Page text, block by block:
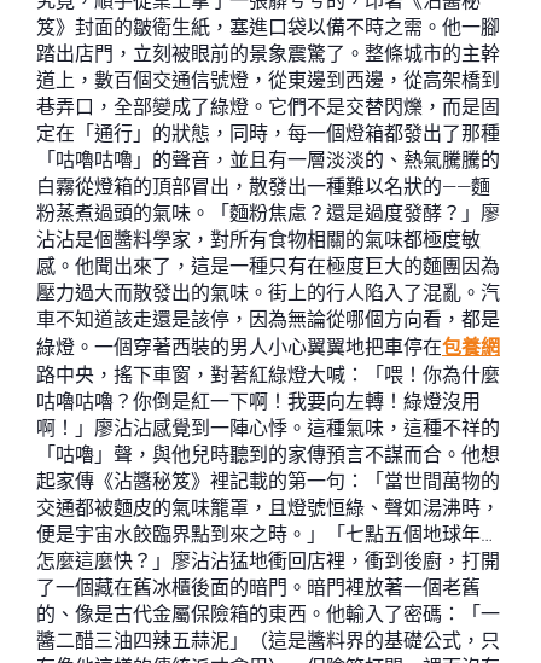
笈》封面的皺衛生紙，塞進口袋以備不時之需。他一腳
踏出店門，立刻被眼前的景象震驚了。整條城市的主幹
道上，數百個交通信號燈，從東邊到西邊，從高架橋到
巷弄口，全部變成了綠燈。它們不是交替閃爍，而是固
定在「通行」的狀態，同時，每一個燈箱都發出了那種
「咕嚕咕嚕」的聲音，並且有一層淡淡的、熱氣騰騰的
白霧從燈箱的頂部冒出，散發出一種難以名狀的——麵
粉蒸煮過頭的氣味。「麵粉焦慮？還是過度發酵？」廖
沾沾是個醬料學家，對所有食物相關的氣味都極度敏
感。他聞出來了，這是一種只有在極度巨大的麵團因為
壓力過大而散發出的氣味。街上的行人陷入了混亂。汽
車不知道該走還是該停，因為無論從哪個方向看，都是
綠燈。一個穿著西裝的男人小心翼翼地把車停在包養網
路中央，搖下車窗，對著紅綠燈大喊：「喂！你為什麼
咕嚕咕嚕？你倒是紅一下啊！我要向左轉！綠燈沒用
啊！」廖沾沾感覺到一陣心悸。這種氣味，這種不祥的
「咕嚕」聲，與他兒時聽到的家傳預言不謀而合。他想
起家傳《沾醬秘笈》裡記載的第一句：「當世間萬物的
交通都被麵皮的氣味籠罩，且燈號恒綠、聲如湯沸時，
便是宇宙水餃臨界點到來之時。」「七點五個地球年…
怎麼這麼快？」廖沾沾猛地衝回店裡，衝到後廚，打開
了一個藏在舊冰櫃後面的暗門。暗門裡放著一個老舊
的、像是古代金屬保險箱的東西。他輸入了密碼：「一
醬二醋三油四辣五蒜泥」（這是醬料界的基礎公式，只